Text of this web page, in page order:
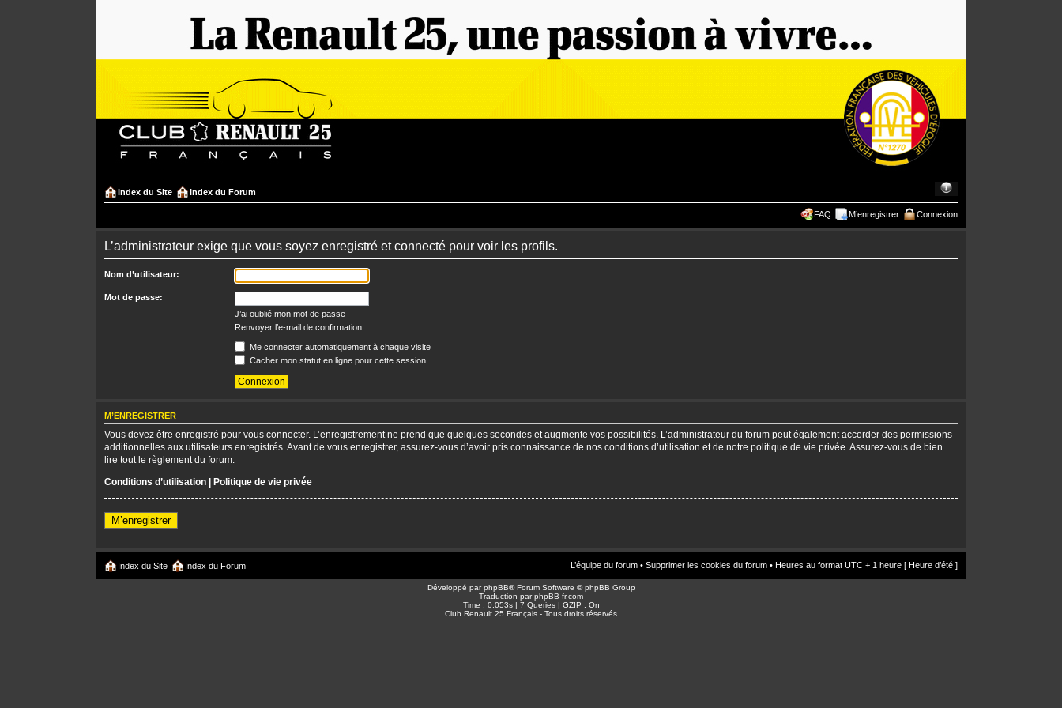
Index du Site Index du Forum
FAQ M’enregistrer Connexion
L’administrateur exige que vous soyez enregistré et connecté pour voir les profils.
Nom d’utilisateur:
Mot de passe:
J’ai oublié mon mot de passe
Renvoyer l’e-mail de confirmation
Me connecter automatiquement à chaque visite
Cacher mon statut en ligne pour cette session
M’ENREGISTRER
Vous devez être enregistré pour vous connecter. L’enregistrement ne prend que quelques secondes et augmente vos possibilités. L’administrateur du forum peut également accorder des permissions
additionnelles aux utilisateurs enregistrés. Avant de vous enregistrer, assurez-vous d’avoir pris connaissance de nos conditions d’utilisation et de notre politique de vie privée. Assurez-vous de bien
lire tout le règlement du forum.
Conditions d’utilisation | Politique de vie privée
M’enregistrer
Index du Site Index du Forum L’équipe du forum • Supprimer les cookies du forum • Heures au format UTC + 1 heure [ Heure d’été ]
Développé parphpBB® Forum Software © phpBB Group
Traduction parphpBB-fr.com
Time : 0.053s | 7 Queries | GZIP : On
Club Renault 25 Français - Tous droits réservés